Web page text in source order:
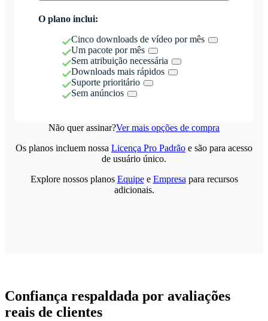
O plano inclui:
Cinco downloads de vídeo por mês
Um pacote por mês
Sem atribuição necessária
Downloads mais rápidos
Suporte prioritário
Sem anúncios
Não quer assinar?Ver mais opções de compra
Os planos incluem nossa Licença Pro Padrão e são para acesso
de usuário único.
Explore nossos planos Equipee Empresa para recursos
adicionais.
Confiança respaldada por avaliações
reais de clientes